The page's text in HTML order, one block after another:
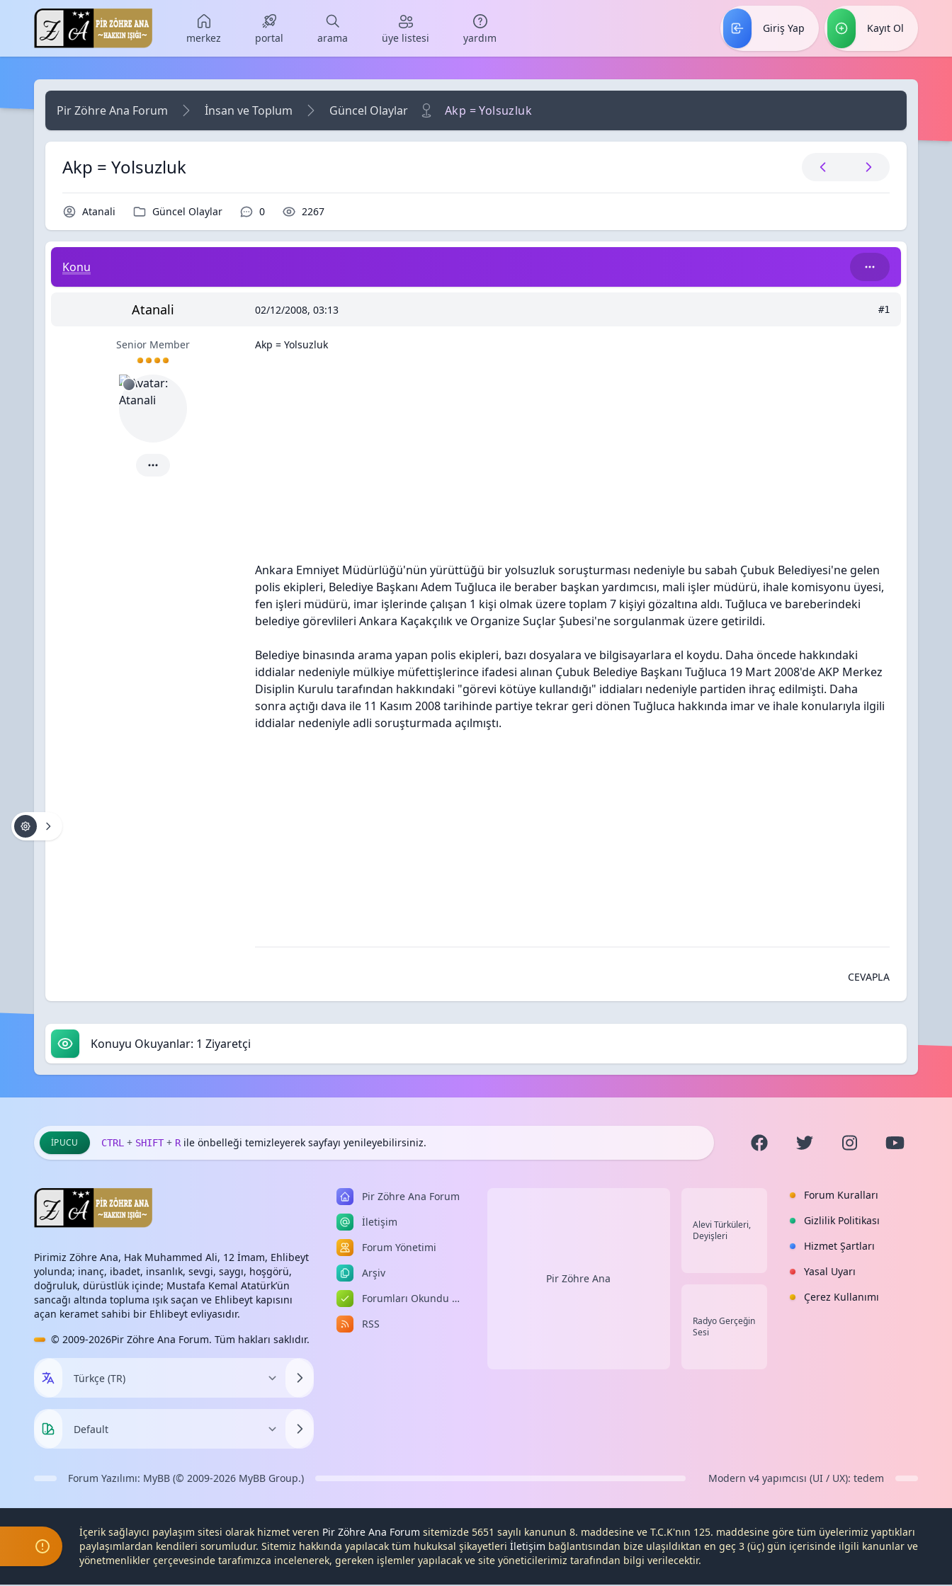
Skip to main content
merkez portal arama üye listesi yardım
Giriş Yap Kayıt Ol
Pir Zöhre Ana Forum İnsan ve Toplum Güncel Olaylar Akp = Yolsuzluk
Akp = Yolsuzluk
Konu Sahibi / Yazar
Atanali Kategori / Forum
Güncel Olaylar Yorumlar / Cevaplar
0 Okunma / Görüntüleme
2267
Akp = Yolsuzluk
Konu
Atanali 02/12/2008, 03:13 #1
Senior Member Akp = Yolsuzluk
Ankara Emniyet Müdürlüğü'nün yürüttüğü bir yolsuzluk soruşturması nedeniyle bu sabah Çubuk Belediyesi'ne gelen
polis ekipleri, Belediye Başkanı Adem Tuğluca ile beraber başkan yardımcısı, mali işler müdürü, ihale komisyonu üyesi,
fen işleri müdürü, imar işlerinde çalışan 1 kişi olmak üzere toplam 7 kişiyi gözaltına aldı. Tuğluca ve bareberindeki
belediye görevlileri Ankara Kaçakçılık ve Organize Suçlar Şubesi'ne sorgulanmak üzere getirildi.
Belediye binasında arama yapan polis ekipleri, bazı dosyalara ve bilgisayarlara el koydu. Daha öncede hakkındaki
iddialar nedeniyle mülkiye müfettişlerince ifadesi alınan Çubuk Belediye Başkanı Tuğluca 19 Mart 2008'de AKP Merkez
Disiplin Kurulu tarafından hakkındaki "görevi kötüye kullandığı" iddiaları nedeniyle partiden ihraç edilmişti. Daha
sonra açtığı dava ile 11 Kasım 2008 tarihinde partiye tekrar geri dönen Tuğluca hakkında imar ve ihale konularıyla ilgili
iddialar nedeniyle adli soruşturmada açılmıştı.
CEVAPLA
Konuyu Okuyanlar: 1 Ziyaretçi
İPUCU CTRL + SHIFT + Rile önbelleği temizleyerek sayfayı yenileyebilirsiniz.
Pirimiz Zöhre Ana, Hak Muhammed Ali, 12 İmam, Ehlibeyt
yolunda; inanç, ibadet, insanlık, sevgi, saygı, hoşgörü,
doğruluk, dürüstlük içinde; Mustafa Kemal Atatürk’ün
sancağı altında topluma ışık saçan ve Ehlibeyt kapısını
açan keramet sahibi bir Ehlibeyt evliyasıdır.
© 2009-2026Pir Zöhre Ana Forum. Tüm hakları saklıdır.
Pir Zöhre Ana Forum
İletişim
Forum Yönetimi
Arşiv
Forumları Okundu Kabul Et
RSS
Pir Zöhre Ana
Alevi Türküleri,
Deyişleri
Radyo Gerçeğin
Sesi
Forum Kuralları
Gizlilik Politikası
Hizmet Şartları
Yasal Uyarı
Çerez Kullanımı
Forum Yazılımı: MyBB (© 2009-2026 MyBB Group.) Modern v4yapımcısı (UI / UX): tedem
İçerik sağlayıcı paylaşım sitesi olarak hizmet veren Pir Zöhre Ana Forum sitemizde 5651 sayılı kanunun 8. maddesine ve T.C.K'nın 125. maddesine göre tüm üyelerimiz yaptıkları
paylaşımlardan kendileri sorumludur. Sitemiz hakkında yapılacak tüm hukuksal şikayetleri İletişim bağlantısından bize ulaşıldıktan en geç 3 (üç) gün içerisinde ilgili kanunlar ve
yönetmenlikler çerçevesinde tarafımızca incelenerek, gereken işlemler yapılacak ve site yöneticilerimiz tarafından bilgi verilecektir.